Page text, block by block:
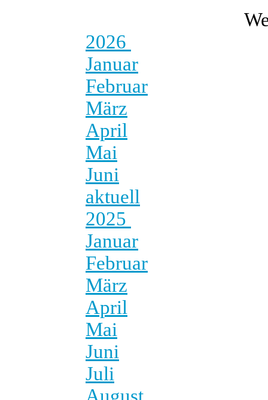
2026
Januar
Februar
März
April
Mai
Juni
aktuell
2025
Januar
Februar
März
April
Mai
Juni
Juli